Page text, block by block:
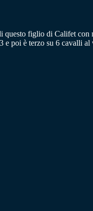
figlio di Califet
e poi è terzo su 6 cavalli